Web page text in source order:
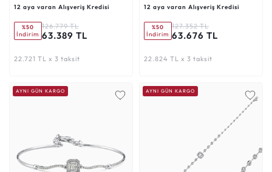
12 aya varan Alışveriş Kredisi
%50
İndirim
126.779 TL
63.389 TL
22.721 TL x 3 taksit
12 aya varan Alışveriş Kredisi
%50
İndirim
127.352 TL
63.676 TL
22.824 TL x 3 taksit
AYNI GÜN KARGO AYNI GÜN KARGO